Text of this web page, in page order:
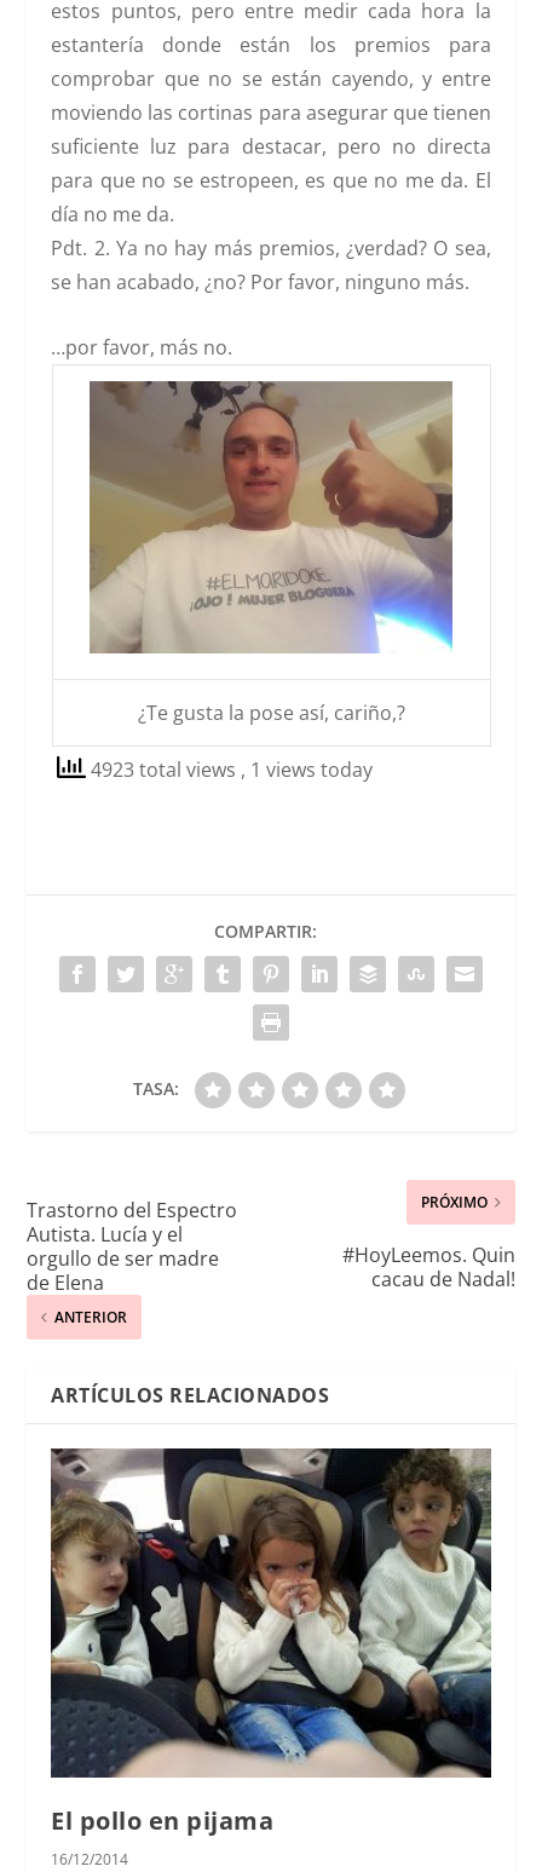
estos puntos, pero entre medir cada hora la
estantería donde están los premios para
comprobar que no se están cayendo, y entre
moviendo las cortinas para asegurar que tienen
suficiente luz para destacar, pero no directa
para que no se estropeen, es que no me da. El
día no me da.
Pdt. 2. Ya no hay más premios, ¿verdad? O sea,
se han acabado, ¿no? Por favor, ninguno más.
…por favor, más no.
¿Te gusta la pose así, cariño,?
4923 total views , 1 views today
COMPARTIR:
TASA:
Trastorno del Espectro
Autista. Lucía y el
orgullo de ser madre
de Elena
ANTERIOR
PRÓXIMO
#HoyLeemos. Quin
cacau de Nadal!
ARTÍCULOS RELACIONADOS
El pollo en pijama
16/12/2014